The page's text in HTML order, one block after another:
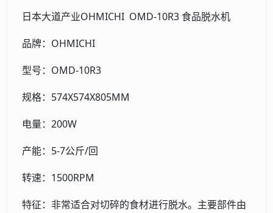
日本大道产业OHMICHI OMD-10R3 食品脱水机
品牌：OHMICHI
型号：OMD-10R3
规格：574X574X805MM
电量：200W
产能：5-7公斤/回
转速：1500RPM
特征：非常适合对切碎的食材进行脱水。主要部件由